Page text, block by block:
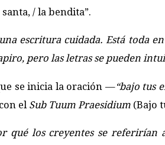
/ la bendita”.
escritura cuidada. Está toda
pero las letras se pueden
se inicia la oración —“bajo tus
el Sub Tuum Praesidium (Bajo
qué los creyentes se referirían